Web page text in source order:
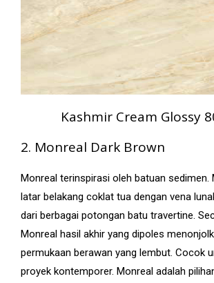
Kashmir Cream Glossy
2. Monreal Dark Brown
Monreal terinspirasi oleh batuan sedimen.
latar belakang coklat tua dengan vena
dari berbagai potongan batu travertine.
Monreal hasil akhir yang dipoles
permukaan berawan yang lembut. Cocok
proyek kontemporer. Monreal adalah